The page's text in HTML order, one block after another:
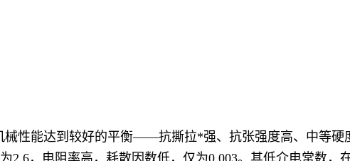
械性能达到较好的平衡——抗撕拉*强、抗张强度高、中等硬
2.6，电阻率高，耗散因数低，仅为0.003。其低介电常数，